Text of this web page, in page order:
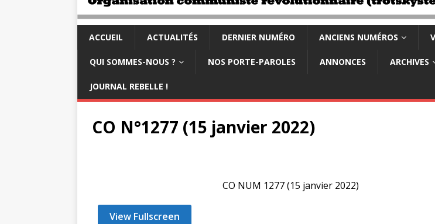
ACCUEIL ACTUALITÉS DERNIER NUMÉRO ANCIENS NUMÉROS
QUI SOMMES-NOUS ? NOS PORTE-PAROLES ANNONCES ARCHIVES
JOURNAL REBELLE !
CO N°1277 (15 janvier 2022)
CO NUM 1277 (15 janvier 2022)
View Fullscreen